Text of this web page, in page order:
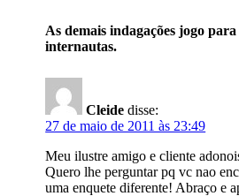
As demais indagações jogo
internautas.
Cleide disse:
27 de maio de 2011 às 23:49
Meu ilustre amigo e cliente
Quero lhe perguntar pq vc nao
uma enquete diferente! Abraço e